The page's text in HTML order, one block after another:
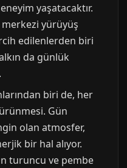
yaşatacaktır.
yürüyüş
edilenlerden biri
da günlük
biri de, her
Gün
olan atmosfer,
bir hal alıyor.
turuncu ve pembe